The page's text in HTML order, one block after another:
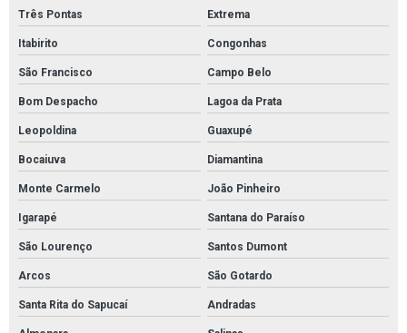
Válvula esfera industrial
Absorvente hidrofóbico para óleo
Absorvente industrial de óleo
Absorvente industrial para hidrocarbonetos
Absorvente industrial para petróleo e derivados
Absorvente para hidrocarbonetos
Absorvente para óleo e combustíveis
Absorventes industriais
Cordão absorvente
Três Pontas Extrema
Itabirito Congonhas
São Francisco Campo Belo
Bom Despacho Lagoa da Prata
Leopoldina Guaxupé
Bocaiuva Diamantina
Monte Carmelo João Pinheiro
Igarapé Santana do Paraíso
São Lourenço Santos Dumont
Arcos São Gotardo
Santa Rita do Sapucaí Andradas